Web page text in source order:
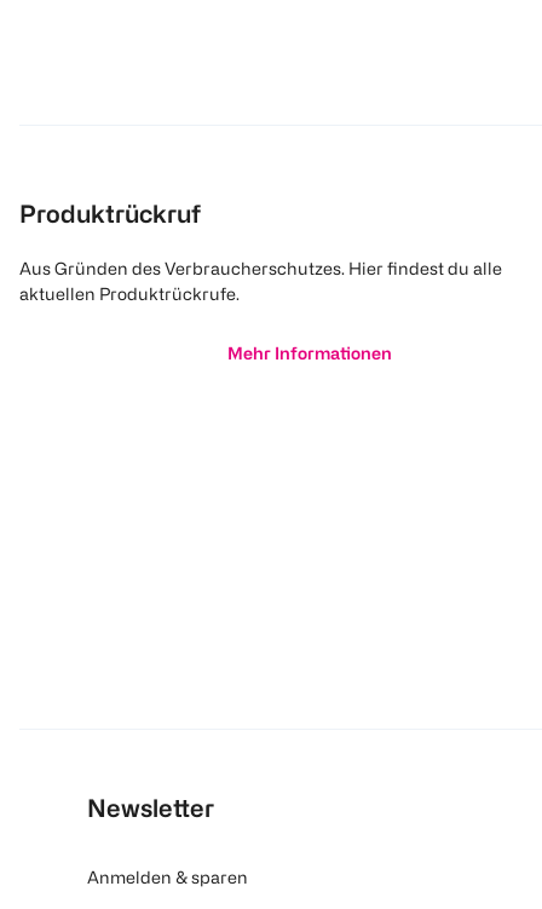
Produktrückruf
Aus Gründen des Verbraucherschutzes. Hier findest du alle
aktuellen Produktrückrufe.
Mehr Informationen
Newsletter
Anmelden & sparen